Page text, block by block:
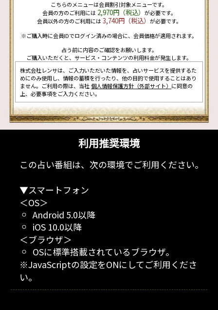
こちらのメニューは会員割引対象メニューです。
会員の方のご利用には 2,970円（税込） が必要です。
会員以外の方のご利用には 3,740円（税込） が必要です。
※ご購入時に会員IDでログイン済みの場合に、会員価格が適用されます。
占う前に内容のご確認をお願いします。
ご購入いただくと、サービス・コンテンツの利用料金が発生します。
株式会社レンサは、ご入力いただいた情報を、占いサービスを提供するた
めにのみ使用し、情報の蓄積を行ったり、他の目的で使用することはあり
ません。ご利用の際は、当社個人情報保護方針（外部サイト） に同意の
上、必要事項をご入力ください。
利用推奨環境
この占い番組は、次の環境でご利用ください。
▼スマートフォン
＜OS＞
Android 5.0以降
iOS 10.0以降
＜ブラウザ＞
OSに標準搭載されているブラウザ。
※JavaScriptの設定をONにしてご利用くださ
い。